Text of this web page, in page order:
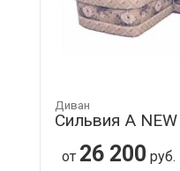
Диван
Сильвия А NEW
от 26 200 руб.